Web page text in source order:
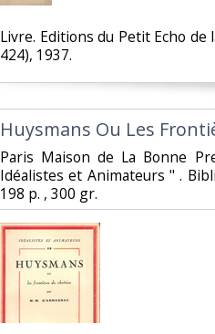
‎Livre. Editions du Petit Echo de
424), 1937.‎
‎Huysmans Ou Les
‎Paris Maison de La Bonne
Idéalistes et Animateurs " .
198 p. , 300 gr.‎